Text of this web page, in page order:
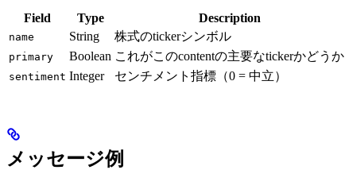
Field Type Description
name String 株式のtickerシンボル
primary Boolean これがこのcontentの主要なtickerかどうか
sentiment Integer センチメント指標（0 = 中立）
メッセージ例